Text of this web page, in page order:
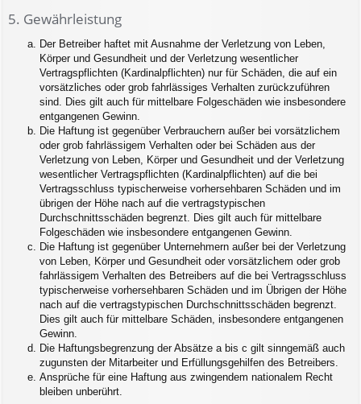
5. Gewährleistung
Der Betreiber haftet mit Ausnahme der Verletzung von Leben,
Körper und Gesundheit und der Verletzung wesentlicher
Vertragspflichten (Kardinalpflichten) nur für Schäden, die auf ein
vorsätzliches oder grob fahrlässiges Verhalten zurückzuführen
sind. Dies gilt auch für mittelbare Folgeschäden wie insbesondere
entgangenen Gewinn.
Die Haftung ist gegenüber Verbrauchern außer bei vorsätzlichem
oder grob fahrlässigem Verhalten oder bei Schäden aus der
Verletzung von Leben, Körper und Gesundheit und der Verletzung
wesentlicher Vertragspflichten (Kardinalpflichten) auf die bei
Vertragsschluss typischerweise vorhersehbaren Schäden und im
übrigen der Höhe nach auf die vertragstypischen
Durchschnittsschäden begrenzt. Dies gilt auch für mittelbare
Folgeschäden wie insbesondere entgangenen Gewinn.
Die Haftung ist gegenüber Unternehmern außer bei der Verletzung
von Leben, Körper und Gesundheit oder vorsätzlichem oder grob
fahrlässigem Verhalten des Betreibers auf die bei Vertragsschluss
typischerweise vorhersehbaren Schäden und im Übrigen der Höhe
nach auf die vertragstypischen Durchschnittsschäden begrenzt.
Dies gilt auch für mittelbare Schäden, insbesondere entgangenen
Gewinn.
Die Haftungsbegrenzung der Absätze a bis c gilt sinngemäß auch
zugunsten der Mitarbeiter und Erfüllungsgehilfen des Betreibers.
Ansprüche für eine Haftung aus zwingendem nationalem Recht
bleiben unberührt.